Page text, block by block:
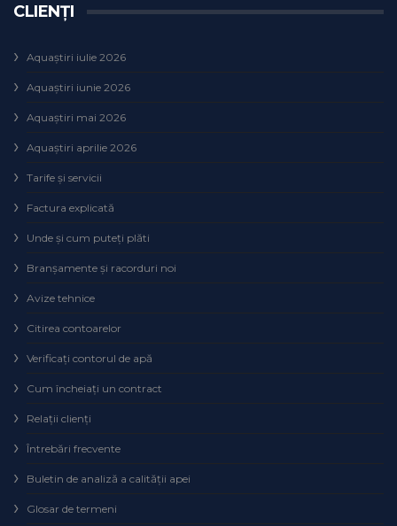
CLIENȚI
Aquaștiri iulie 2026
Aquaștiri iunie 2026
Aquaștiri mai 2026
Aquaștiri aprilie 2026
Tarife și servicii
Factura explicată
Unde și cum puteţi plăti
Branșamente și racorduri noi
Avize tehnice
Citirea contoarelor
Verificaţi contorul de apă
Cum încheiaţi un contract
Relaţii clienţi
Întrebări frecvente
Buletin de analiză a calităţii apei
Glosar de termeni